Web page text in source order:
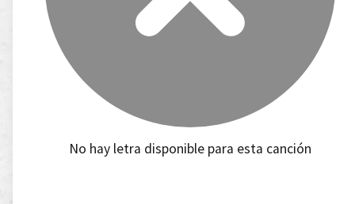
No hay letra disponible para esta canción